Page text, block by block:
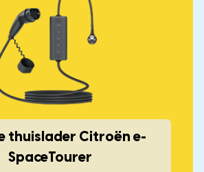
thuislader Citroën e-
SpaceTourer